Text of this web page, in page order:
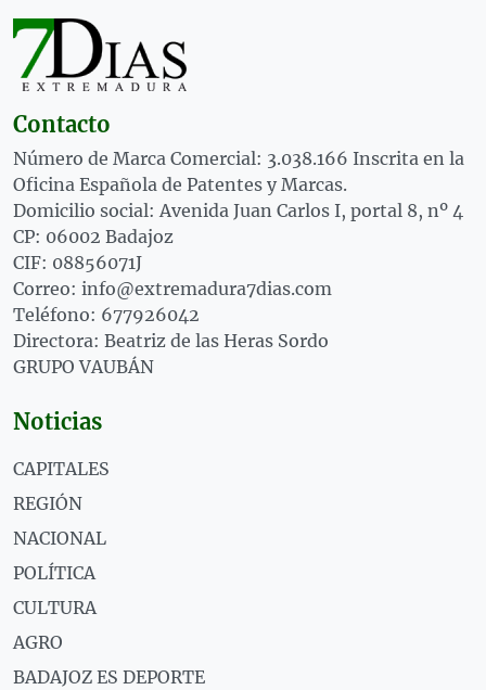
Contacto
Número de Marca Comercial: 3.038.166 Inscrita en la
Oficina Española de Patentes y Marcas.
Domicilio social: Avenida Juan Carlos I, portal 8, nº 4
CP: 06002 Badajoz
CIF: 08856071J
Correo: info@extremadura7dias.com
Teléfono: 677926042
Directora: Beatriz de las Heras Sordo
GRUPO VAUBÁN
Noticias
CAPITALES
REGIÓN
NACIONAL
POLÍTICA
CULTURA
AGRO
BADAJOZ ES DEPORTE